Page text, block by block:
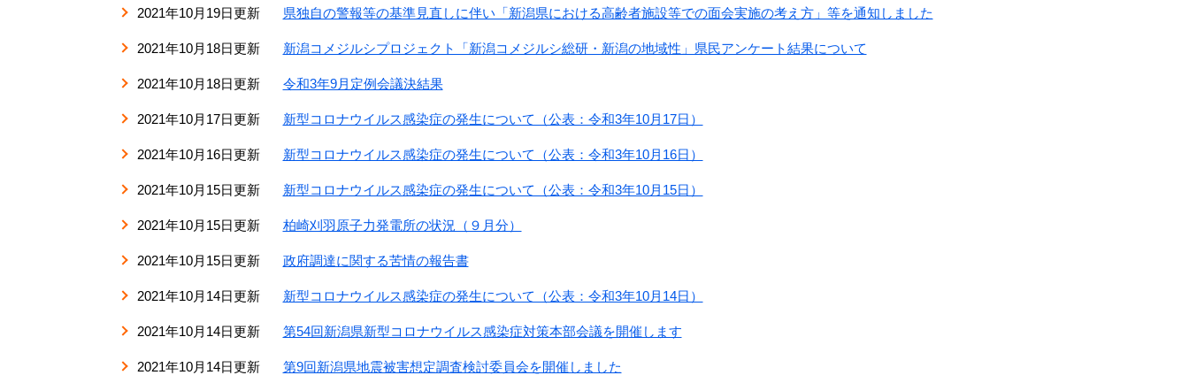
2021年10月19日更新 県独自の警報等の基準見直しに伴い「新潟県における高齢者施設等での面会実施の考え方」等を通知しました
2021年10月18日更新 新潟コメジルシプロジェクト「新潟コメジルシ総研・新潟の地域性」県民アンケート結果について
2021年10月18日更新 令和3年9月定例会議決結果
2021年10月17日更新 新型コロナウイルス感染症の発生について（公表：令和3年10月17日）
2021年10月16日更新 新型コロナウイルス感染症の発生について（公表：令和3年10月16日）
2021年10月15日更新 新型コロナウイルス感染症の発生について（公表：令和3年10月15日）
2021年10月15日更新 柏崎刈羽原子力発電所の状況（９月分）
2021年10月15日更新 政府調達に関する苦情の報告書
2021年10月14日更新 新型コロナウイルス感染症の発生について（公表：令和3年10月14日）
2021年10月14日更新 第54回新潟県新型コロナウイルス感染症対策本部会議を開催します
2021年10月14日更新 第9回新潟県地震被害想定調査検討委員会を開催しました